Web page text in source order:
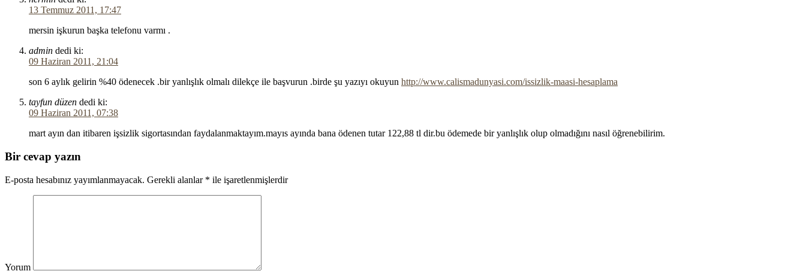
13 Temmuz 2011, 17:47
mersin işkurun başka telefonu varmı .
admin dedi ki:
09 Haziran 2011, 21:04
son 6 aylık gelirin %40 ödenecek .bir yanlışlık olmalı dilekçe ile başvurun .birde şu yazıyı okuyun http://www.calismadunyasi.com/issizlik-maasi-hesaplama
tayfun düzen dedi ki:
09 Haziran 2011, 07:38
mart ayın dan itibaren işsizlik sigortasından faydalanmaktayım.mayıs ayında bana ödenen tutar 122,88 tl dir.bu ödemede bir yanlışlık olup olmadığını nasıl öğrenebilirim.
Bir cevap yazın
E-posta hesabınız yayımlanmayacak. Gerekli alanlar * ile işaretlenmişlerdir
Yorum